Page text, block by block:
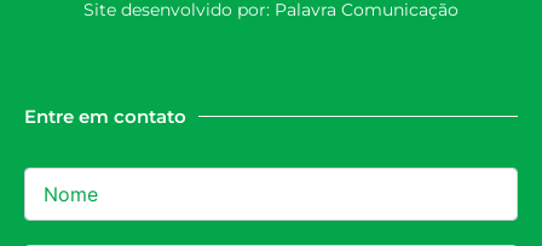
Site desenvolvido por: Palavra Comunicação
Entre em contato